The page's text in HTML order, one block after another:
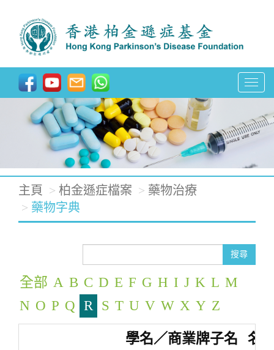
T
g
l
a
v
i
t
i
主頁 柏金遜症檔案
藥物治療
藥物字典
搜尋
全部 A B C D E F G H I J K L M
N O P Q R S T U V W X Y Z
學名／商業牌子名
名